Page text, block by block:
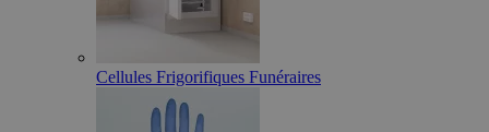
Cellules Frigorifiques Funéraires